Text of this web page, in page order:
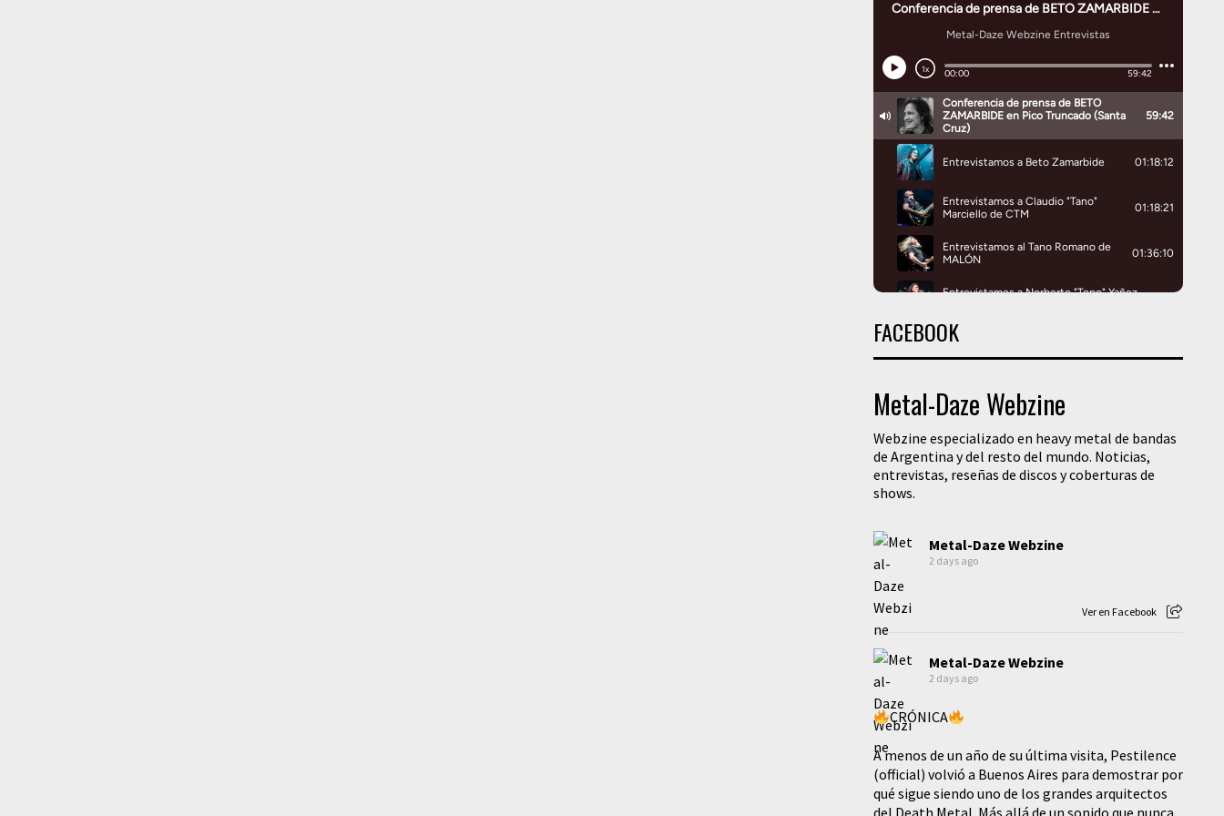
FACEBOOK
Metal-Daze Webzine
Webzine especializado en heavy metal de bandas
de Argentina y del resto del mundo. Noticias,
entrevistas, reseñas de discos y coberturas de
shows.
Metal-Daze Webzine
2 days ago
Ver en Facebook
Metal-Daze Webzine
2 days ago
CRÓNICA
A menos de un año de su última visita, Pestilence
(official) volvió a Buenos Aires para demostrar por
qué sigue siendo uno de los grandes arquitectos
del Death Metal. Más allá de un sonido que nunca